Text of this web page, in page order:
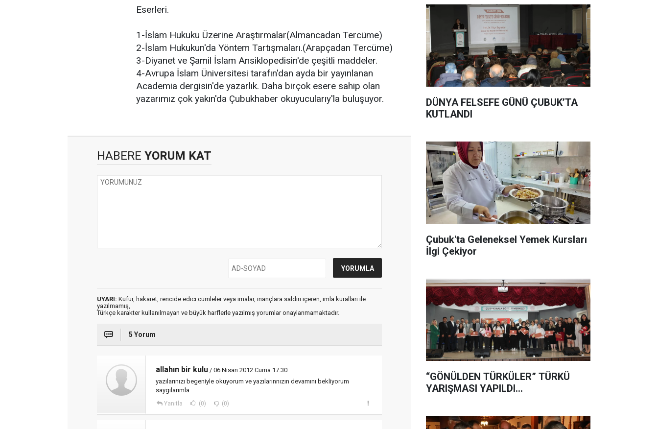
Eserleri.
1-İslam Hukuku Üzerine Araştırmalar(Almancadan Tercüme)
2-İslam Hukukun'da Yöntem Tartışmaları.(Arapçadan Tercüme)
3-Diyanet ve Şamil İslam Ansiklopedisin'de çeşitli maddeler.
4-Avrupa İslam Üniversitesi tarafın'dan ayda bir yayınlanan
Academia dergisin'de yazarlık. Daha birçok esere sahip olan
yazarımız çok yakın'da Çubukhaber okuyucularıy'la buluşuyor.
HABERE YORUM KAT
UYARI: Küfür, hakaret, rencide edici cümleler veya imalar, inançlara saldırı içeren, imla kuralları ile
yazılmamış,
Türkçe karakter kullanılmayan ve büyük harflerle yazılmış yorumlar onaylanmamaktadır.
5 Yorum
allahın bir kulu / 06 Nisan 2012 Cuma 17:30
yazılarınızı begeniyle okuyorum ve yazılarınnızın devamını bekliyorum
saygılarımla
Yanıtla (0) (0)
DÜNYA FELSEFE GÜNÜ ÇUBUK’TA
KUTLANDI
Çubuk'ta Geleneksel Yemek Kursları
İlgi Çekiyor
“GÖNÜLDEN TÜRKÜLER” TÜRKÜ
YARIŞMASI YAPILDI...